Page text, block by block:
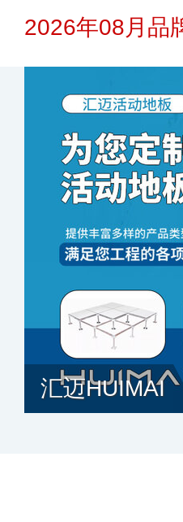
2026年08月品
汇迈HUIMAI